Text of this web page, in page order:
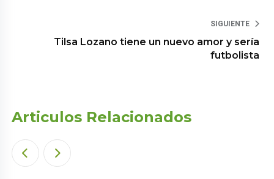
SIGUIENTE
Tilsa Lozano tiene un nuevo amor y sería
futbolista
Articulos Relacionados